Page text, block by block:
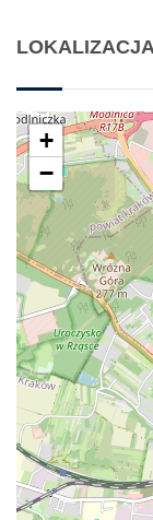
+
−